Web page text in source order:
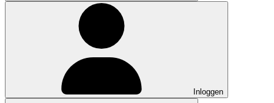
Inloggen